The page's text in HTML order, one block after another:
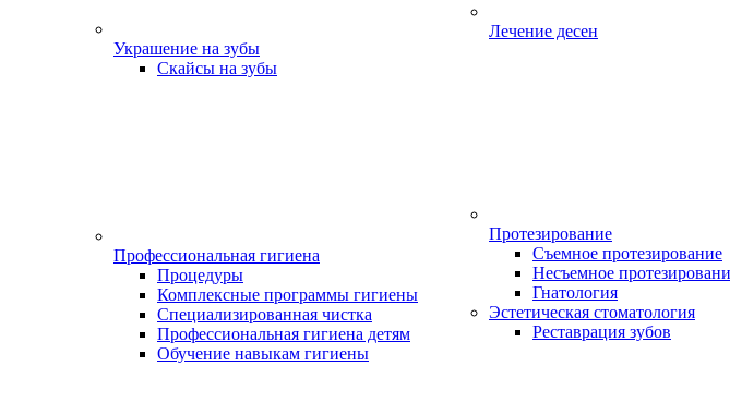
Украшение на зубы
Скайсы на зубы
Профессиональная гигиена
Процедуры
Комплексные программы гигиены
Специализированная чистка
Профессиональная гигиена детям
Обучение навыкам гигиены
Лечение десен
Протезирование
Съемное протезирование
Несъемное
Гнатология
Эстетическая стоматология
Реставрация зубов